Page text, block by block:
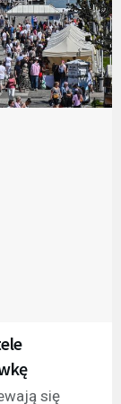
się